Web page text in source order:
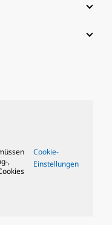
,
Cookie-
Einstellungen